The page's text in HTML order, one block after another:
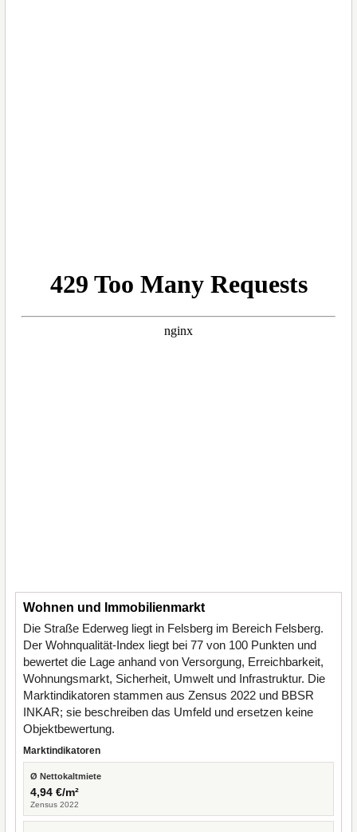
Wohnen und Immobilienmarkt
Die Straße Ederweg liegt in Felsberg im Bereich Felsberg.
Der Wohnqualität-Index liegt bei 77 von 100 Punkten und
bewertet die Lage anhand von Versorgung, Erreichbarkeit,
Wohnungsmarkt, Sicherheit, Umwelt und Infrastruktur. Die
Marktindikatoren stammen aus Zensus 2022 und BBSR
INKAR; sie beschreiben das Umfeld und ersetzen keine
Objektbewertung.
Marktindikatoren
Ø Nettokaltmiete
4,94 €/m²
Zensus 2022